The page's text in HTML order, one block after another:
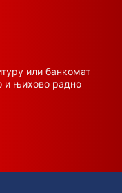
или банкомат
и њихово радно